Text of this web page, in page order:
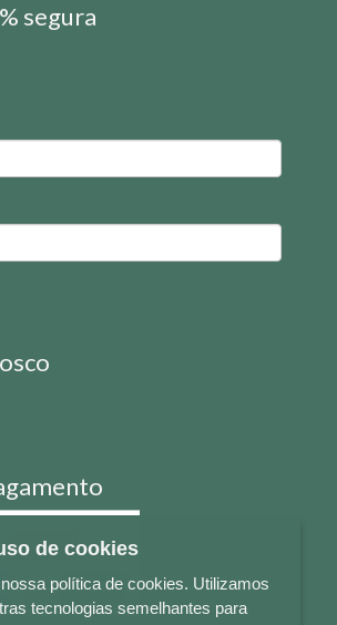
segura
de cookies
política de cookies. Utilizamos
tecnologias semelhantes para